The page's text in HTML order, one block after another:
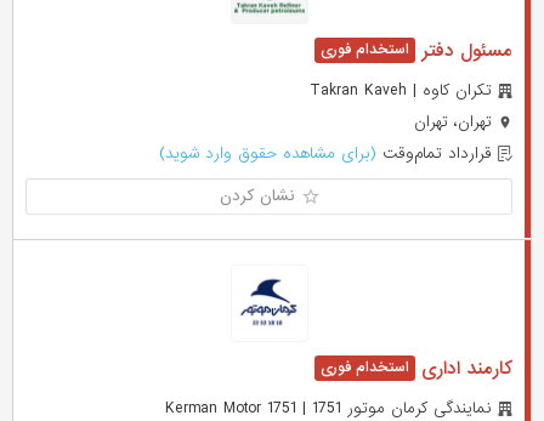
مسئول دفتر
تکران کاوه | Takran Kaveh
تهران، تهران
قرارداد تمام‌وقت (برای مشاهده حقوق وارد شوید)
نشان کردن
کارمند اداری
نمایندگی کرمان موتور 1751 | Kerman Motor 1751